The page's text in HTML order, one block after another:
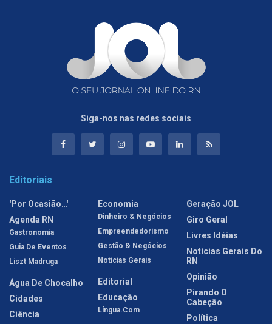
Siga-nos nas redes sociais
Editoriais
'Por Ocasião…'
Agenda RN
Gastronomia
Guia De Eventos
Liszt Madruga
Água De Chocalho
Cidades
Ciência
Economia
Dinheiro & Negócios
Empreendedorismo
Gestão & Negócios
Notícias Gerais
Editorial
Educação
Língua.com
Geração JOL
Giro Geral
Livres Idéias
Notícias Gerais Do
RN
Opinião
Pirando O
Cabeção
Política